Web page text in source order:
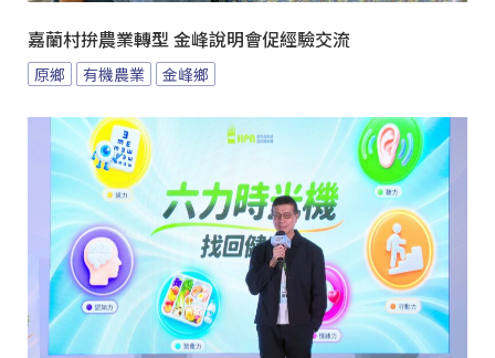
嘉蘭村拚農業轉型 金峰說明會促經驗交流
原鄉 有機農業 金峰鄉